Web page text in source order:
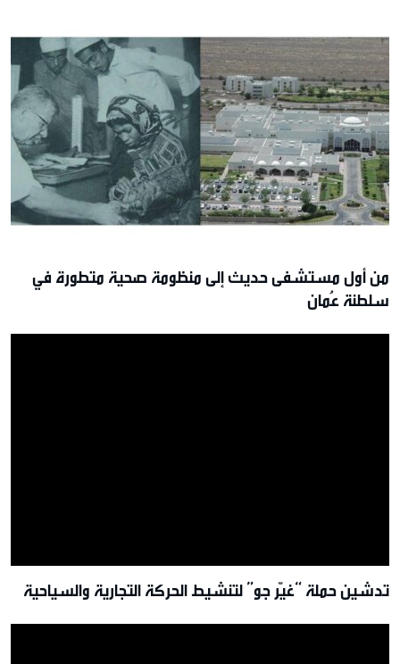
من أول مستشفى حديث إلى منظومة صحية متطورة في
سلطنة عُمان
تدشين حملة “غيّر جو” لتنشيط الحركة التجارية والسياحية